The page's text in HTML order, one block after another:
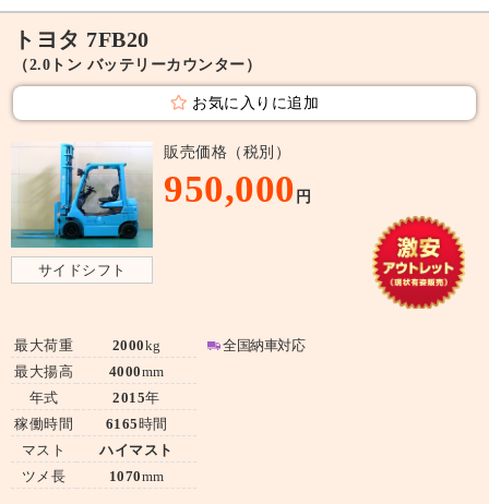
トヨタ 7FB20
（2.0トン バッテリーカウンター）
お気に入りに追加
サイドシフト
販売価格（税別）
950,000 円
最大荷重
最大揚高
年式
稼働時間
マスト
ツメ長
2000kg
4000mm
2015年
6165 時間
ハイマスト
1070mm
全国納車対応